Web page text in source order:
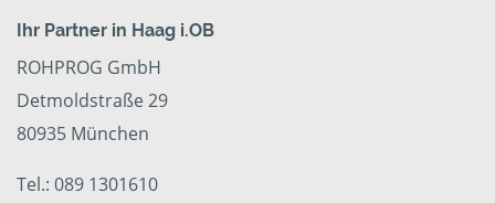
Ihr Partner in Haag i.OB
ROHPROG GmbH
Detmoldstraße 29
80935 München
Tel.: 089 1301610